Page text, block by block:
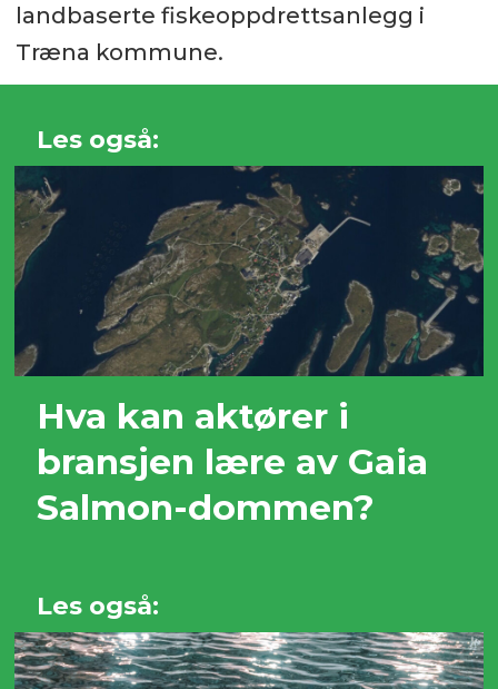
landbaserte fiskeoppdrettsanlegg i
Træna kommune.
Les også:
Hva kan aktører i
bransjen lære av Gaia
Salmon-dommen?
Les også: